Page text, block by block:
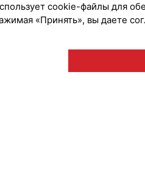
©
cookie-файлы для
«Принять», вы даете